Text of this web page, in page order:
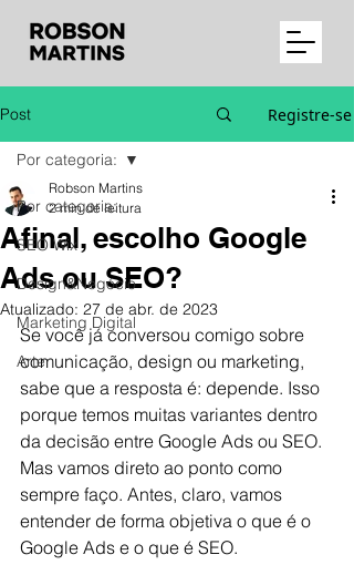
Post Registre-se
Por categoria:
SEO Wix
Design&Negócio
Marketing Digital
Arte
Por categoria:
Afinal, escolho Google
Ads ou SEO?
Robson Martins
2 min de leitura
Atualizado: 27 de abr. de 2023
Se você já conversou comigo sobre
comunicação, design ou marketing,
sabe que a resposta é: depende. Isso
porque temos muitas variantes dentro
da decisão entre Google Ads ou SEO.
Mas vamos direto ao ponto como
sempre faço. Antes, claro, vamos
entender de forma objetiva o que é o
Google Ads e o que é SEO.